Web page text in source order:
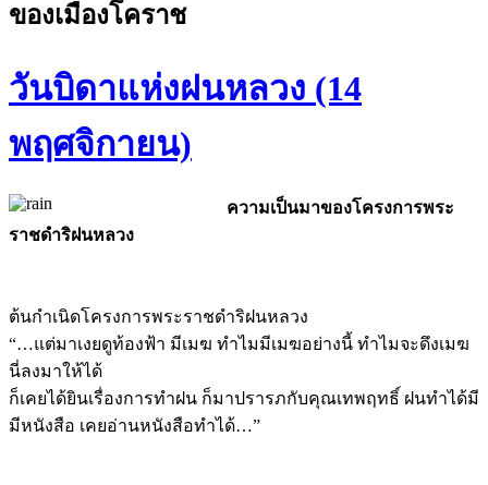
ของเมืองโคราช
วันบิดาแห่งฝนหลวง (14
พฤศจิกายน)
ความเป็นมาของโครงการพระ
ราชดำริฝนหลวง
ต้นกำเนิดโครงการพระราชดำริฝนหลวง
“…แต่มาเงยดูท้องฟ้า มีเมฆ ทำไมมีเมฆอย่างนี้ ทำไมจะดึงเมฆ
นี่ลงมาให้ได้
ก็เคยได้ยินเรื่องการทำฝน ก็มาปรารภกับคุณเทพฤทธิ์ ฝนทำได้มี
มีหนังสือ เคยอ่านหนังสือทำได้…”